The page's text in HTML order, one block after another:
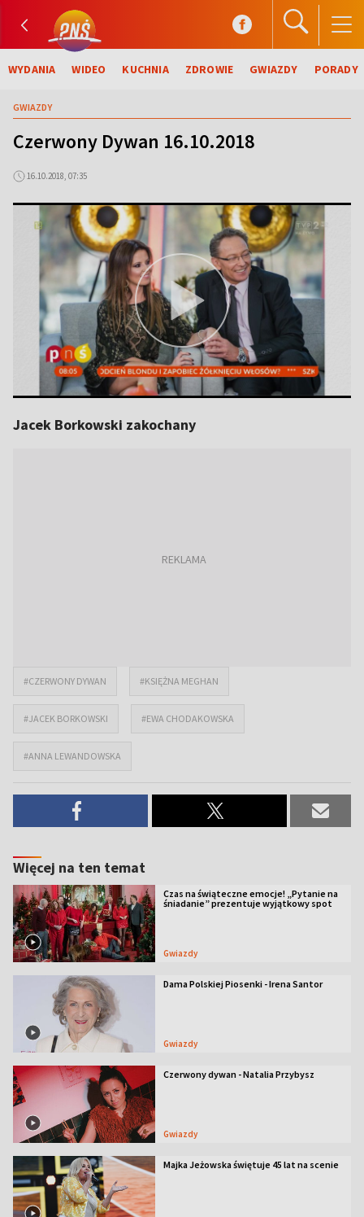
WYDANIA WIDEO KUCHNIA ZDROWIE GWIAZDY PORADY
GWIAZDY
Czerwony Dywan 16.10.2018
16.10.2018, 07:35
Jacek Borkowski zakochany
#CZERWONY DYWAN #KSIĘŻNA MEGHAN
#JACEK BORKOWSKI #EWA CHODAKOWSKA
#ANNA LEWANDOWSKA
Więcej na ten temat
Czas na świąteczne emocje! „Pytanie na
śniadanie” prezentuje wyjątkowy spot
Gwiazdy
Dama Polskiej Piosenki - Irena Santor
Gwiazdy
Czerwony dywan - Natalia Przybysz
Gwiazdy
Majka Jeżowska świętuje 45 lat na scenie